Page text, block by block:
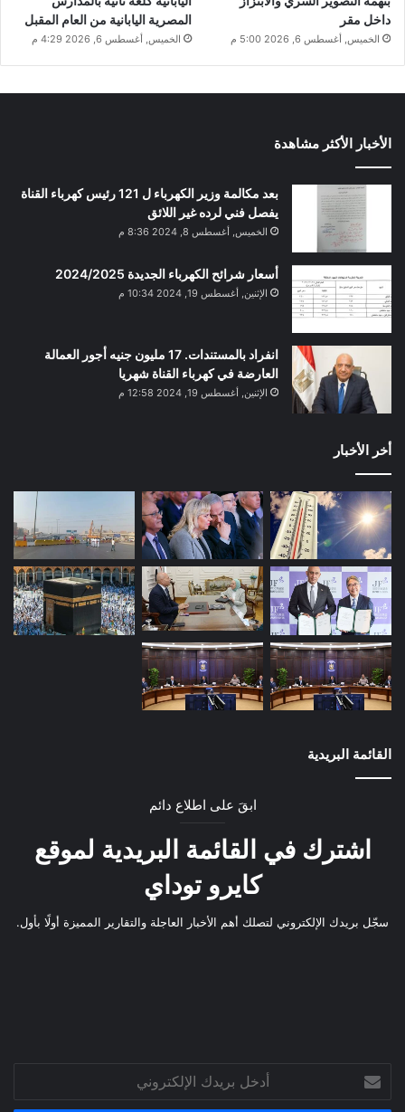
داخل مقر
الخميس, أغسطس 6, 2026 5:00 م
المصرية اليابانية من العام المقبل
الخميس, أغسطس 6, 2026 4:29 م
الأخبار الأكثر مشاهدة
بعد مكالمة وزير الكهرباء ل 121 رئيس كهرباء القناة
يفصل فني لرده غير اللائق
الخميس, أغسطس 8, 2024 8:36 م
أسعار شرائح الكهرباء الجديدة 2024/2025
الإثنين, أغسطس 19, 2024 10:34 م
انفراد بالمستندات. 17 مليون جنيه أجور العمالة
العارضة في كهرباء القناة شهريا
الإثنين, أغسطس 19, 2024 12:58 م
أخر الأخبار
القائمة البريدية
ابقَ على اطلاع دائم
اشترك في القائمة البريدية لموقع
كايرو توداي
سجّل بريدك الإلكتروني لتصلك أهم الأخبار العاجلة والتقارير المميزة أولًا بأول.
أدخل
بريدك